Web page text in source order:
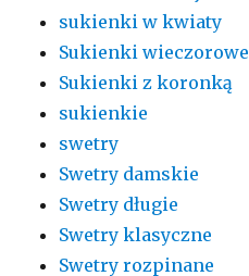
sukienki w kwiaty
Sukienki wieczorowe
Sukienki z koronką
sukienkie
swetry
Swetry damskie
Swetry długie
Swetry klasyczne
Swetry rozpinane